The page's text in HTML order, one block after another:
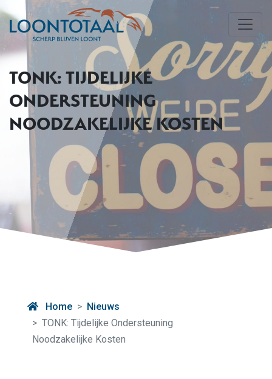
TONK: TIJDELIJKE
ONDERSTEUNING
NOODZAKELIJKE KOSTEN
Home
Nieuws
TONK: Tijdelijke Ondersteuning
Noodzakelijke Kosten